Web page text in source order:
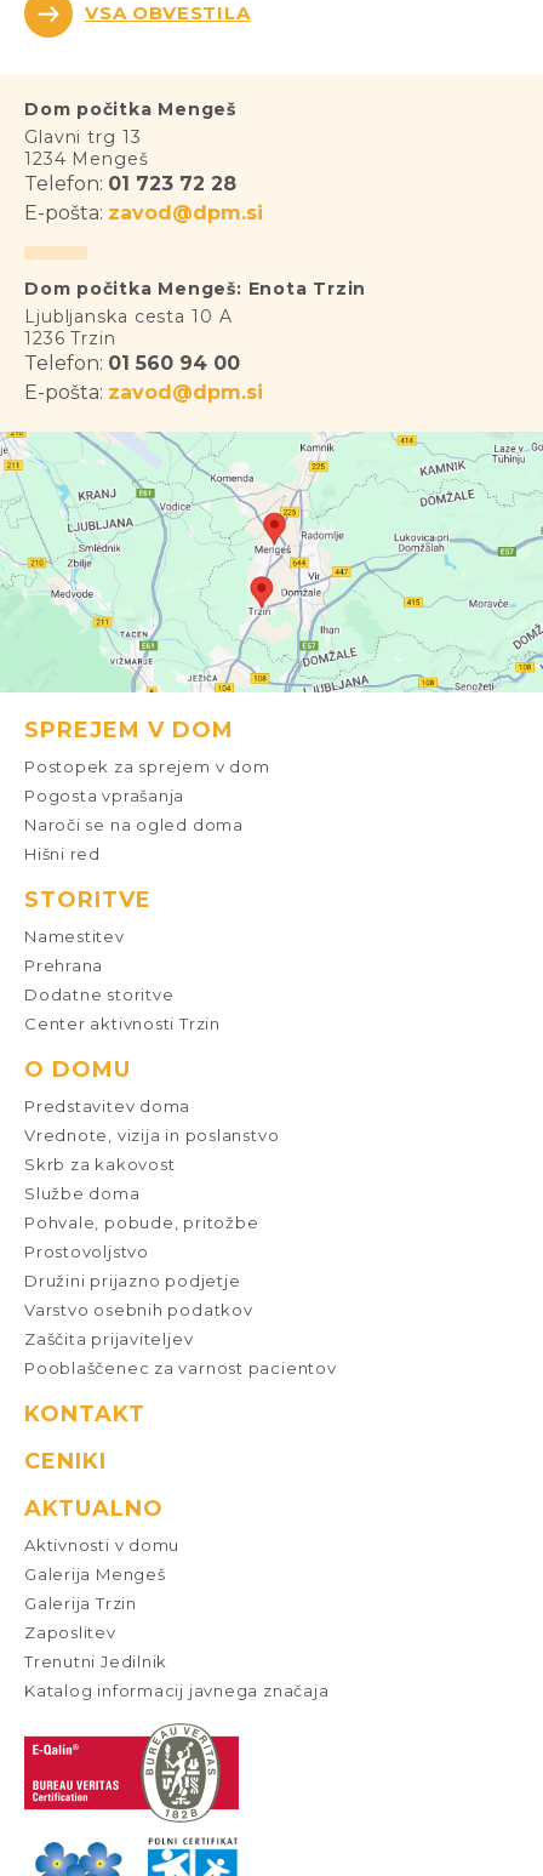
VSA OBVESTILA
Dom počitka Mengeš
Glavni trg 13
1234 Mengeš
Telefon: 01 723 72 28
E-pošta: zavod@dpm.si
Dom počitka Mengeš: Enota Trzin
Ljubljanska cesta 10 A
1236 Trzin
Telefon: 01 560 94 00
E-pošta: zavod@dpm.si
SPREJEM V DOM
Postopek za sprejem v dom
Pogosta vprašanja
Naroči se na ogled doma
Hišni red
STORITVE
Namestitev
Prehrana
Dodatne storitve
Center aktivnosti Trzin
O DOMU
Predstavitev doma
Vrednote, vizija in poslanstvo
Skrb za kakovost
Službe doma
Pohvale, pobude, pritožbe
Prostovoljstvo
Družini prijazno podjetje
Varstvo osebnih podatkov
Zaščita prijaviteljev
Pooblaščenec za varnost pacientov
KONTAKT
CENIKI
AKTUALNO
Aktivnosti v domu
Galerija Mengeš
Galerija Trzin
Zaposlitev
Trenutni Jedilnik
Katalog informacij javnega značaja